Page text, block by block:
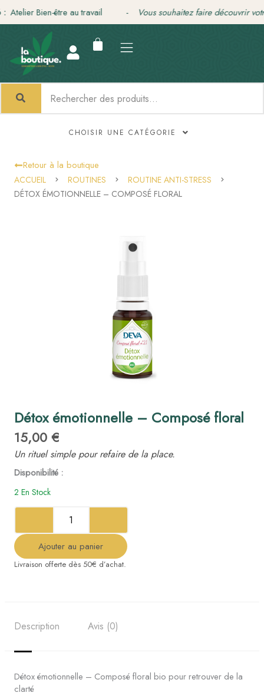
au
Bien-être au travail - Vous souhaitez faire découvrir votre
CHOISIR UNE CATÉGORIE
Retour à la boutique
ACCUEIL ROUTINES
ROUTINE ANTI-STRESS
DÉTOX ÉMOTIONNELLE – COMPOSÉ FLORAL
Détox émotionnelle – Composé floral
15,00 €
Un rituel simple pour refaire de la place.
Disponibilité :
2 En Stock
quantité
émotionnelle
floral
Ajouter au panier
Livraison offerte dès 50€ d’achat.
Description Avis (0)
Détox émotionnelle – Composé floral bio pour retrouver de la
clarté